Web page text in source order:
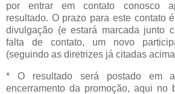
por entrar em contato conosco
resultado. O prazo para este contato
divulgação (e estará marcada junto
falta de contato, um novo
(seguindo as diretrizes já citadas
* O resultado será postado em
encerramento da promoção, aqui no